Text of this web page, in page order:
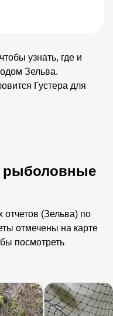
узнать, где и
Зельва.
Густера для
рыболовные
(Зельва) по
отмечены на карте
посмотреть